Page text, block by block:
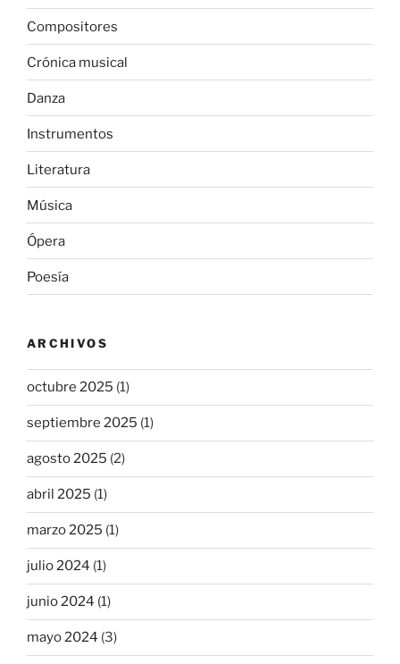
Compositores
Crónica musical
Danza
Instrumentos
Literatura
Música
Ópera
Poesía
ARCHIVOS
octubre 2025 (1)
septiembre 2025 (1)
agosto 2025 (2)
abril 2025 (1)
marzo 2025 (1)
julio 2024 (1)
junio 2024 (1)
mayo 2024 (3)